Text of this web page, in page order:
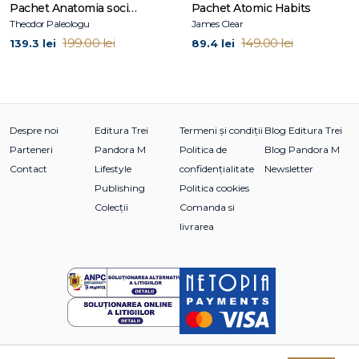
Pachet Anatomia societății moderne
Theodor Paleologu
139.3 lei 199.00 lei
Pachet Atomic Habits
James Clear
89.4 lei 149.00 lei
Despre noi
Parteneri
Contact
Editura Trei
Pandora M
Lifestyle
Publishing
Colecții
Termeni și condiții
Politica de
confidențialitate
Politica cookies
Comanda si
livrarea
Blog Editura Trei
Blog Pandora M
Newsletter